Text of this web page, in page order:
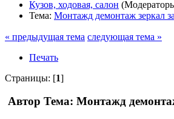
Кузов, ходовая, салон
Тема: Монтажд демонтаж зеркал
« предыдущая тема следующая тема »
Печать
Страницы: [1]
Автор Тема: Монтажд